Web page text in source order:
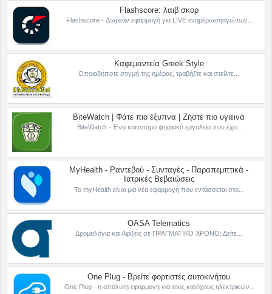
Flashscore: λαιβ σκορ
Flashscore - Δωρεάν εφαρμογή για LIVE ενημέρωσηαγώνων...
Καφεμαντεία Greek Style
Οποιαδήποτε στιγμή της ημέρας, τραβήξτε και στείλτε...
BiteWatch | Φάτε πιο έξυπνα | Ζήστε πιο υγιεινά
BiteWatch - Ένα καινοτόμο ψηφιακό εργαλείο που έχει...
MyHealth - Ραντεβού - Συνταγές - Παραπεμπτικά -
Ιατρικές Βεβαιώσεις
Το myHealth είναι μια νέα εφαρμογή που εντάσσεται στο...
OASA Telematics
Δρομολόγια και Αφίξεις σε ΠΡΑΓΜΑΤΙΚΟ ΧΡΟΝΟ: Δείτε...
One Plug - Βρείτε φορτιστές αυτοκινήτου
One Plug - η απόλυτη εφαρμογή για τους κατόχους ηλεκτρικών...